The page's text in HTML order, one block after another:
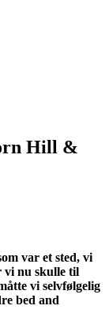
Hill &
var et sted, vi
vi nu skulle til
vi selvfølgelig
bed and